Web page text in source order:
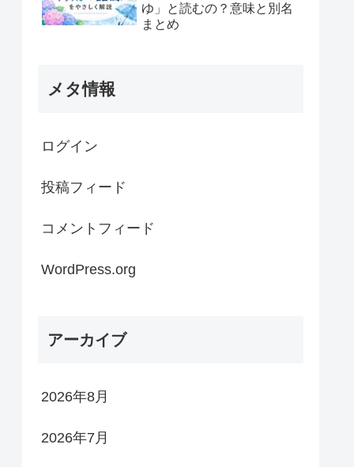
ゆ」と読むの？意味と別名
まとめ
メタ情報
ログイン
投稿フィード
コメントフィード
WordPress.org
アーカイブ
2026年8月
2026年7月